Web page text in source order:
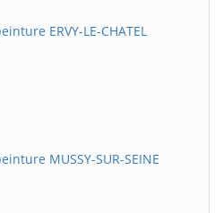
ERVY-LE-CHATEL
MUSSY-SUR-SEINE